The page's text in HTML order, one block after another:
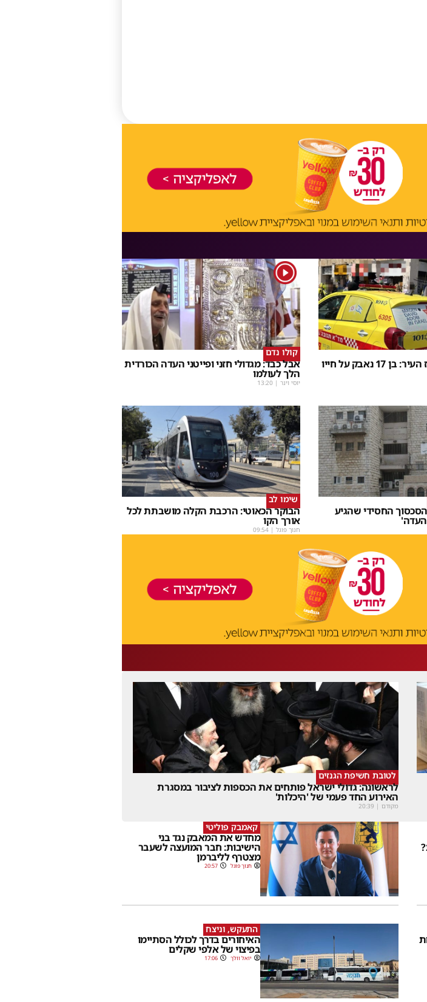
נאבק על חייו
1
קולו נדם
אבל כבד: מגדולי חזני ופייטני העדה הכורדית
הלך לעולמו
יוסי וינר |
13:20
החסידי שהגיע
שימו לב
הבוקר הכאוטי: הרכבת הקלה מושבתת לכל
אורך הקו
חנוך פוגל |
09:54
לטובת חשיפת הגנזים
לראשונה: גדולי ישראל פותחים את הכספות לציבור במסגרת
האירוע החד פעמי של 'היכלות'
מקודם |
20:39
קאמבק פוליטי
מחדש את המאבק נגד בני
הישיבות: חבר המועצה לשעבר
מצטרף לליברמן
חנוך פוגל 20:57
התעקש, וניצח
האיחורים בדרך לכולל הסתיימו
בפיצוי של אלפי שקלים
יואל וולך 17:06